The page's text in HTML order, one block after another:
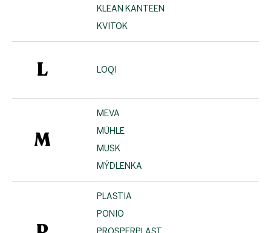
KLEAN KANTEEN
KVITOK
L LOQI
M
MEVA
MÜHLE
MUSK
MÝDLENKA
PLASTIA
PONIO